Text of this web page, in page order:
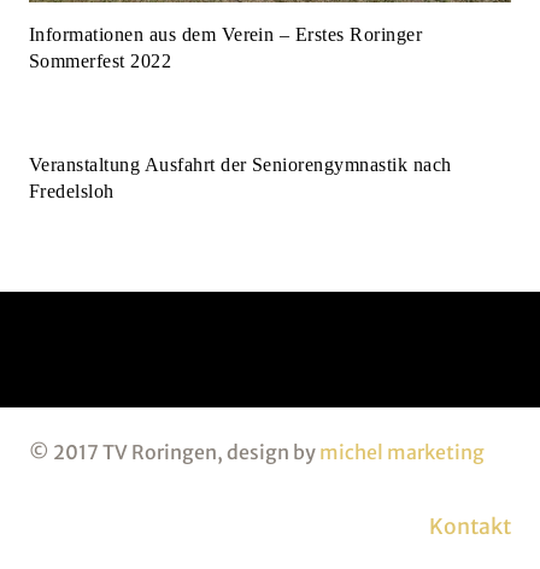
Informationen aus dem Verein – Erstes Roringer
Sommerfest 2022
Veranstaltung Ausfahrt der Seniorengymnastik nach
Fredelsloh
© 2017 TV Roringen, design by michel marketing
Kontakt